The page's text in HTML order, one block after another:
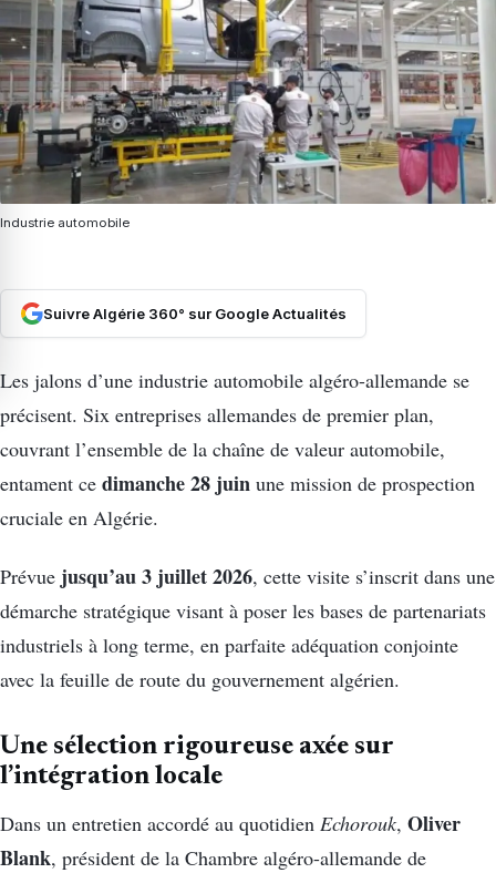
Industrie automobile
Suivre Algérie 360° sur Google Actualités
Les jalons d’une industrie automobile algéro-allemande se
précisent. Six entreprises allemandes de premier plan,
couvrant l’ensemble de la chaîne de valeur automobile,
entament ce dimanche 28 juin une mission de prospection
cruciale en Algérie.
Prévue jusqu’au 3 juillet 2026, cette visite s’inscrit dans une
démarche stratégique visant à poser les bases de partenariats
industriels à long terme, en parfaite adéquation conjointe
avec la feuille de route du gouvernement algérien.
Une sélection rigoureuse axée sur
l’intégration locale
Dans un entretien accordé au quotidien Echorouk, Oliver
Blank, président de la Chambre algéro-allemande de